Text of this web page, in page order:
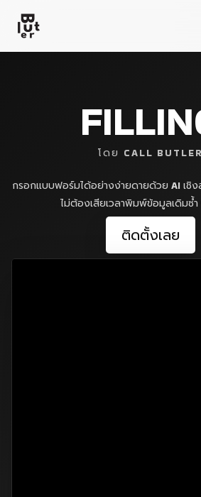
โดย CALL BUTLER
กรอกแบบฟอร์มได้อย่างง่ายดายด้วย AI เชิ
ไม่ต้องเสียเวลาพิมพ์ข้อมูลเดิมซ้
ติดตั้งเลย